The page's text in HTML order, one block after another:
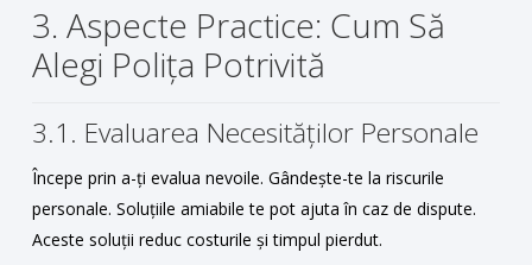
3. Aspecte Practice: Cum Să
Alegi Polița Potrivită
3.1. Evaluarea Necesităților Personale
Începe prin a-ți evalua nevoile. Gândește-te la riscurile
personale. Soluțiile amiabile te pot ajuta în caz de dispute.
Aceste soluții reduc costurile și timpul pierdut.